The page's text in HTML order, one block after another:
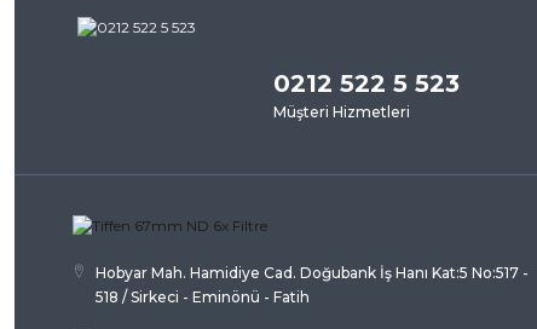
Görüş ve önerileriniz için teşekkür ederiz.
Ürün resmi kalitesiz, bozuk veya görüntülenemiyor.
Ürün açıklamasında eksik bilgiler bulunuyor.
Ürün fiyatı diğer sitelerden daha pahalı.
Bu ürüne benzer farklı alternatifler olmalı.
0212 522 5 523
Müşteri Hizmetleri
Hobyar Mah. Hamidiye Cad. Doğubank İş Hanı Kat:5 No:517 -
518 / Sirkeci - Eminönü - Fatih